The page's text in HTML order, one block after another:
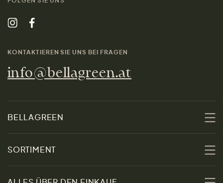
KONTAKTIEREN SIE UNS BEI FRAGEN
info@bellagreen.at
BELLAGREEN
Über uns
Nachhaltigkeit
SORTIMENT
Sale